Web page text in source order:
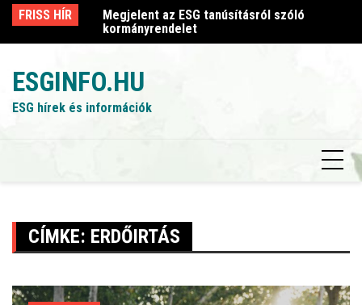
Skip
content
FRISS HÍR
szóló
Megjelent az ESG tanúsításról szóló
kormányrendelet
ESGINFO.HU
ESG hírek és információk
CÍMKE: ERDŐIRTÁS